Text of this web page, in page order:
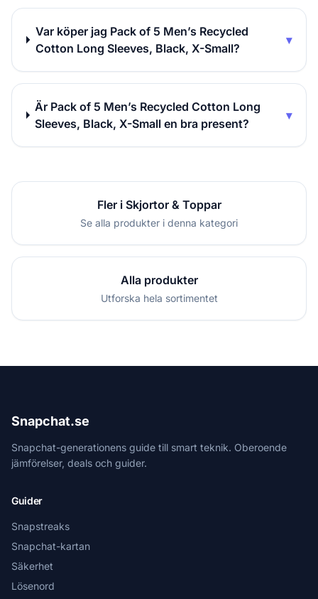
Var köper jag Pack of 5 Men’s Recycled
Cotton Long Sleeves, Black, X-Small?
▾
Är Pack of 5 Men’s Recycled Cotton Long
Sleeves, Black, X-Small en bra present?
▾
Fler i Skjortor & Toppar
Se alla produkter i denna kategori
Alla produkter
Utforska hela sortimentet
Snapchat.se
Snapchat-generationens guide till smart teknik. Oberoende
jämförelser, deals och guider.
Guider
Snapstreaks
Snapchat-kartan
Säkerhet
Lösenord